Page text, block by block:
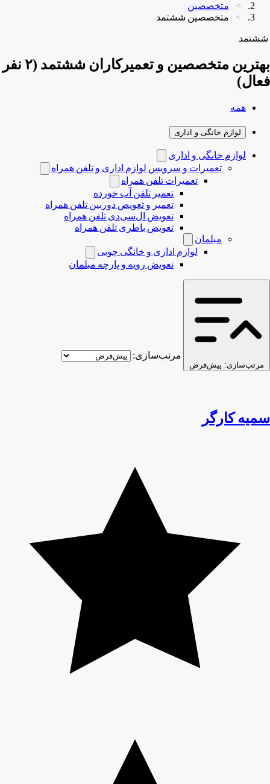
متخصصین
متخصصین ششتمد
ششتمد
بهترین متخصصین و تعمیرکاران ششتمد (۲ نفر
فعال)
همه
لوازم خانگی و اداری
لوازم خانگی و اداری
تعمیرات و سرویس لوازم اداری و تلفن همراه
تعمیرات تلفن همراه
تعمیر تلفن آب خورده
تعمیر و تعویض دوربین تلفن همراه
تعویض ال‌سی‌دی تلفن همراه
تعویض باطری تلفن همراه
مبلمان
لوازم اداری و خانگی چوبی
تعویض رویه و پارچه مبلمان
مرتب‌سازی: پیش‌فرض
مرتب‌سازی:
سمیه کارگر